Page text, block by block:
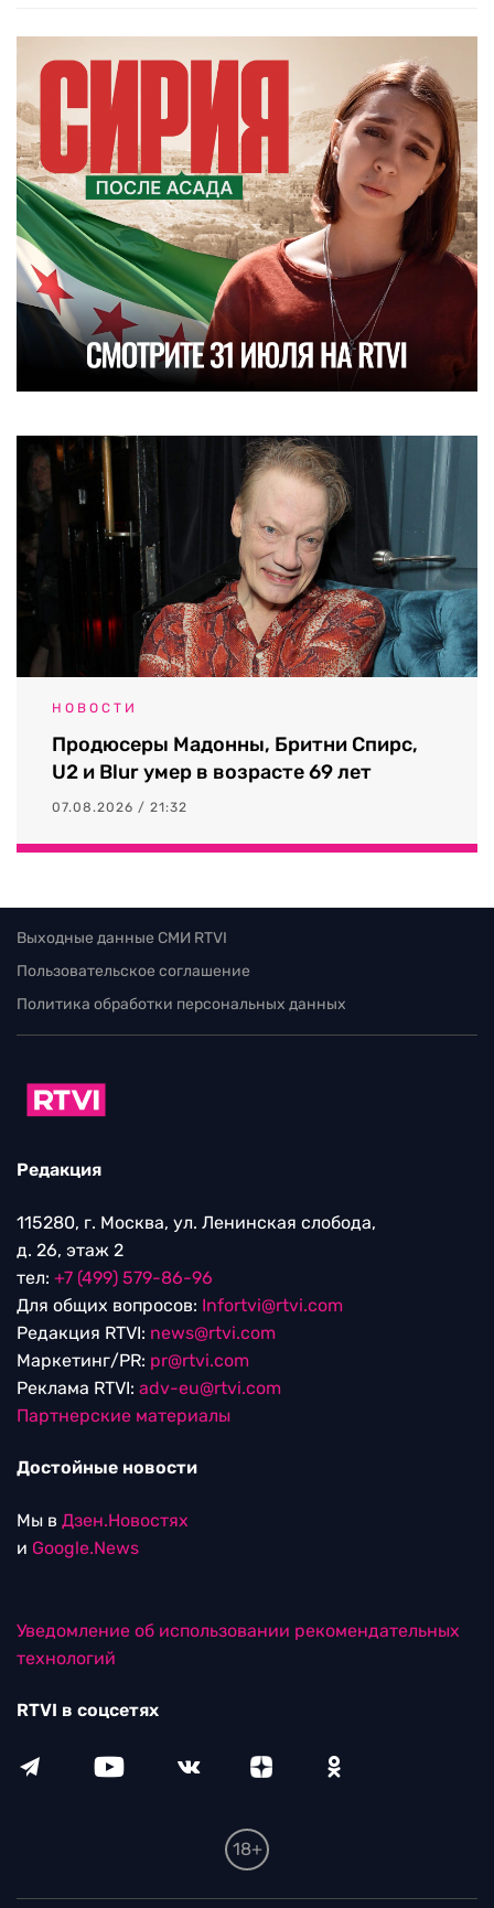
НОВОСТИ
Продюсеры Мадонны, Бритни Спирс,
U2 и Blur умер в возрасте 69 лет
07.08.2026 / 21:32
Выходные данные СМИ RTVI
Пользовательское соглашение
Политика обработки персональных данных
Редакция
115280, г. Москва, ул. Ленинская слобода,
д. 26, этаж 2
тел: +7 (499) 579-86-96
Для общих вопросов: Infortvi@rtvi.com
Редакция RTVI: news@rtvi.com
Маркетинг/PR: pr@rtvi.com
Реклама RTVI: adv-eu@rtvi.com
Партнерские материалы
Достойные новости
Мы в Дзен.Новостях
и Google.News
Уведомление об использовании рекомендательных
технологий
RTVI в соцсетях
18+